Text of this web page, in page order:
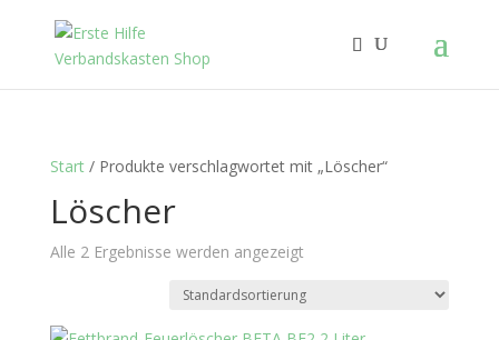
Start/ Produkte verschlagwortet mit „Löscher“
Löscher
Alle 2 Ergebnisse werden angezeigt